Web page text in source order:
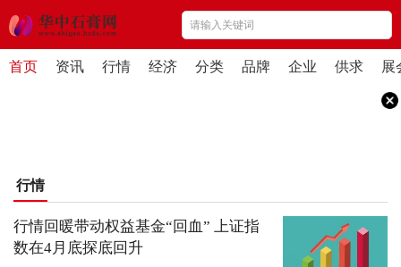
首页 资讯 行情 经济 分类 品牌 企业 供求 展
行情
行情回暖带动权益基金“回血” 上证指
数在4月底探底回升